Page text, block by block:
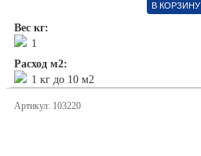
В КОРЗИНУ
Вес кг:
1
Расход м2:
1 кг до 10 м2
Артикул: 103220